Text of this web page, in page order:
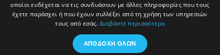
© 2016-2026 In Deep Analysis - All rights reserved.
Πολιτική Cookies Πολιτική Απορρήτου
οποίοι ενδέχεται να τις συνδυάσουν με άλλες πληροφορίες που τους
έχετε παράσχει ή που έχουν συλλέξει από τη χρήση των υπηρεσιών
τους από εσάς. Διαβάστε περισσότερα
ΑΠΟΔΟΧΉ ΌΛΩΝ